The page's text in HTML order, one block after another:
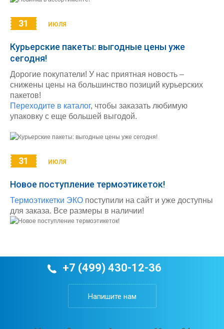
31 ИЮЛЯ
Курьерские пакеты: выгодные цены уже
сегодня!
Дорогие покупатели! У нас приятная новость –
снижены цены на большинство позиций курьерских
пакетов!
Переходите в каталог, чтобы заказать любимую
упаковку с еще большей выгодой.
31 ИЮЛЯ
Новое поступление термоэтикеток!
Термоэтикетки ЭКО поступили на сайт и уже доступны
для заказа. Все размеры в наличии!
+7 (499) 430-12-36
Напишите нам